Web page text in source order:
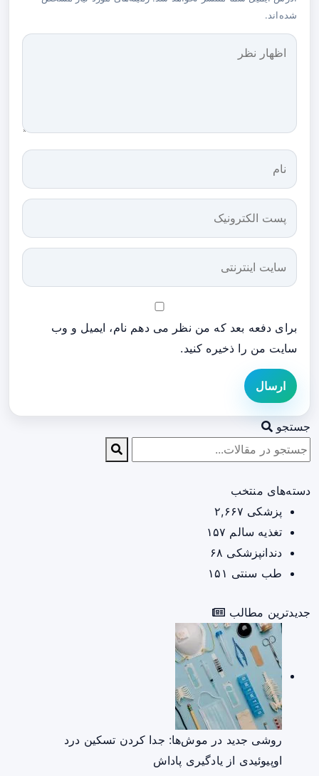
شده‌اند.
برای دفعه بعد که من نظر می دهم نام، ایمیل و وب
سایت من را ذخیره کنید.
ارسال
جستجو
دسته‌های منتخب
پزشکی ۲,۶۶۷
تغذیه سالم ۱۵۷
دندانپزشکی ۶۸
طب سنتی ۱۵۱
جدیدترین مطالب
روشی جدید در موش‌ها: جدا کردن تسکین درد
اوپیوئیدی از یادگیری پاداش